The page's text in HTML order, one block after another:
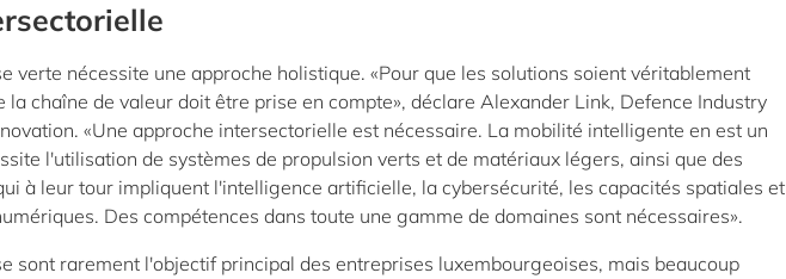
verte nécessite une approche holistique. «Pour que les solutions soient véritablement
la chaîne de valeur doit être prise en compte», déclare Alexander Link, Defence Industry
«Une approche intersectorielle est nécessaire. La mobilité intelligente en est un
l'utilisation de systèmes de propulsion verts et de matériaux légers, ainsi que des
à leur tour impliquent l'intelligence artificielle, la cybersécurité, les capacités spatiales et
Des compétences dans toute une gamme de domaines sont nécessaires».
sont rarement l'objectif principal des entreprises luxembourgeoises, mais beaucoup